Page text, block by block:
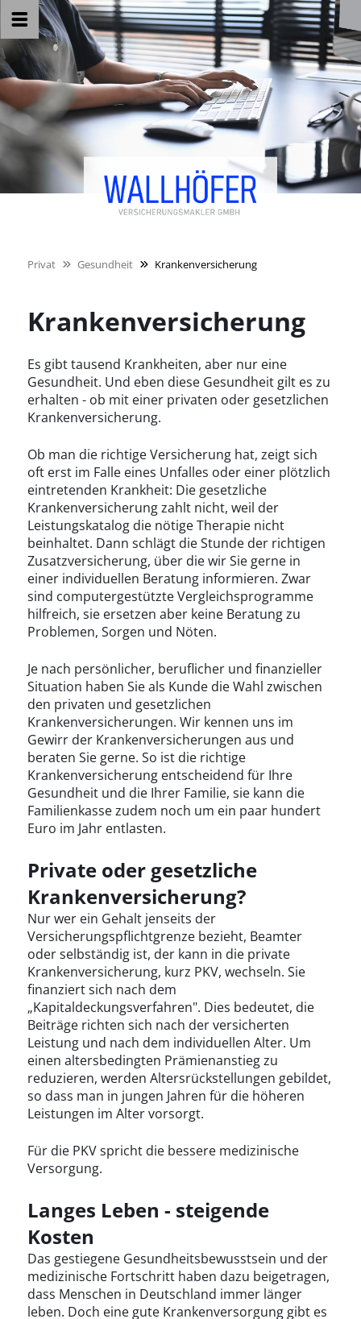
Privat Gesundheit Krankenversicherung
Krankenversicherung
Es gibt tausend Krankheiten, aber nur eine
Gesundheit. Und eben diese Gesundheit gilt es zu
erhalten - ob mit einer privaten oder gesetzlichen
Krankenversicherung.
Ob man die richtige Versicherung hat, zeigt sich
oft erst im Falle eines Unfalles oder einer plötzlich
eintretenden Krankheit: Die gesetzliche
Krankenversicherung zahlt nicht, weil der
Leistungskatalog die nötige Therapie nicht
beinhaltet. Dann schlägt die Stunde der richtigen
Zusatzversicherung, über die wir Sie gerne in
einer individuellen Beratung informieren. Zwar
sind computergestützte Vergleichsprogramme
hilfreich, sie ersetzen aber keine Beratung zu
Problemen, Sorgen und Nöten.
Je nach persönlicher, beruflicher und finanzieller
Situation haben Sie als Kunde die Wahl zwischen
den privaten und gesetzlichen
Krankenversicherungen. Wir kennen uns im
Gewirr der Krankenversicherungen aus und
beraten Sie gerne. So ist die richtige
Krankenversicherung entscheidend für Ihre
Gesundheit und die Ihrer Familie, sie kann die
Familienkasse zudem noch um ein paar hundert
Euro im Jahr entlasten.
Private oder gesetzliche
Krankenversicherung?
Nur wer ein Gehalt jenseits der
Versicherungspflichtgrenze bezieht, Beamter
oder selbständig ist, der kann in die private
Krankenversicherung, kurz PKV, wechseln. Sie
finanziert sich nach dem
„Kapitaldeckungsverfahren". Dies bedeutet, die
Beiträge richten sich nach der versicherten
Leistung und nach dem individuellen Alter. Um
einen altersbedingten Prämienanstieg zu
reduzieren, werden Altersrückstellungen gebildet,
so dass man in jungen Jahren für die höheren
Leistungen im Alter vorsorgt.
Für die PKV spricht die bessere medizinische
Versorgung.
Langes Leben - steigende
Kosten
Das gestiegene Gesundheitsbewusstsein und der
medizinische Fortschritt haben dazu beigetragen,
dass Menschen in Deutschland immer länger
leben. Doch eine gute Krankenversorgung gibt es